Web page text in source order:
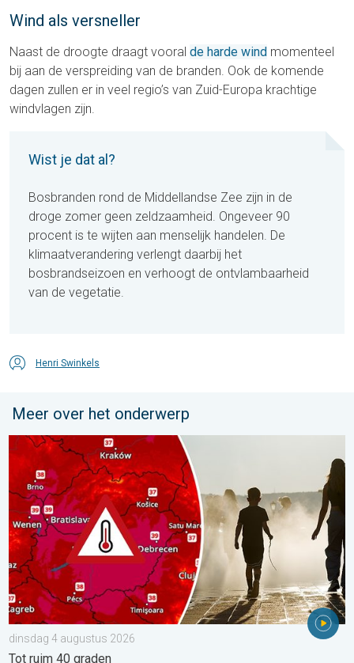
Wind als versneller
Naast de droogte draagt vooral de harde wind momenteel
bij aan de verspreiding van de branden. Ook de komende
dagen zullen er in veel regio’s van Zuid-Europa krachtige
windvlagen zijn.
Wist je dat al?
Bosbranden rond de Middellandse Zee zijn in de
droge zomer geen zeldzaamheid. Ongeveer 90
procent is te wijten aan menselijk handelen. De
klimaatverandering verlengt daarbij het
bosbrandseizoen en verhoogt de ontvlambaarheid
van de vegetatie.
Henri Swinkels
Meer over het onderwerp
Extreme hitte in Oost-Europa. Tot ruim 40 graden. . . dinsdag
dinsdag 4 augustus 2026
Tot ruim 40 graden